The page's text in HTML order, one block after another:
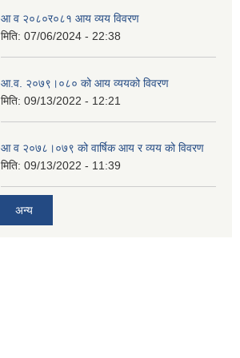
आ व २०८०र०८१ आय व्यय विवरण
मिति: 07/06/2024 - 22:38
आ.व. २०७९।०८० को आय व्ययको विवरण
मिति: 09/13/2022 - 12:21
आ‍ व २०७८।०७९ को वार्षिक आय र व्यय को विवरण
मिति: 09/13/2022 - 11:39
अन्य